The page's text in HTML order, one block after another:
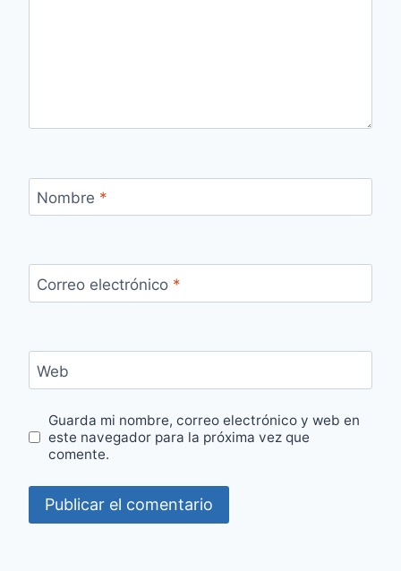
Nombre *
Correo electrónico *
Web
Guarda mi nombre, correo electrónico y web en
este navegador para la próxima vez que
comente.